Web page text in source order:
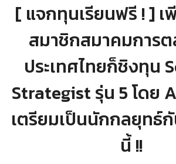
[ แจกทุนเรียนฟรี ! ] เ
สมาชิกสมาคมการ
ประเทศไทยก็ชิงทุน
Strategist รุ่น 5 โดย
เตรียมเป็นนักกลยุทธ์
นี้ !!